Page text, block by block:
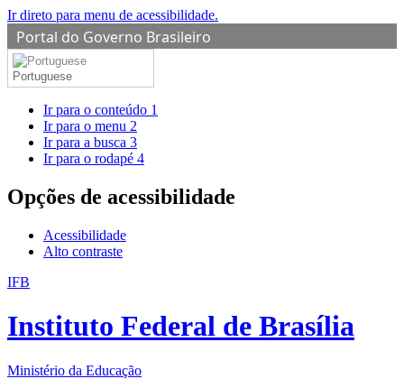
Ir direto para menu de acessibilidade.
Portal do Governo Brasileiro
Portuguese
Ir para o conteúdo 1
Ir para o menu 2
Ir para a busca 3
Ir para o rodapé 4
Opções de acessibilidade
Acessibilidade
Alto contraste
IFB
Instituto Federal de Brasília
Ministério da Educação